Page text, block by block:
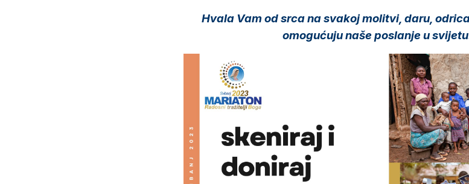
Hvala Vam od srca na svakoj molitvi, daru,
omogućuju naše poslanje u